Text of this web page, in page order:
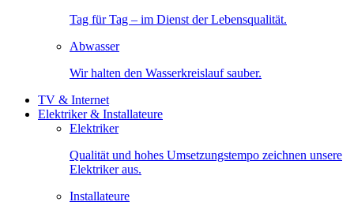
Tag für Tag – im Dienst der Lebensqualität.
Abwasser
Wir halten den Wasserkreislauf sauber.
TV & Internet
Elektriker & Installateure
Elektriker
Qualität und hohes Umsetzungstempo zeichnen unsere
Elektriker aus.
Installateure